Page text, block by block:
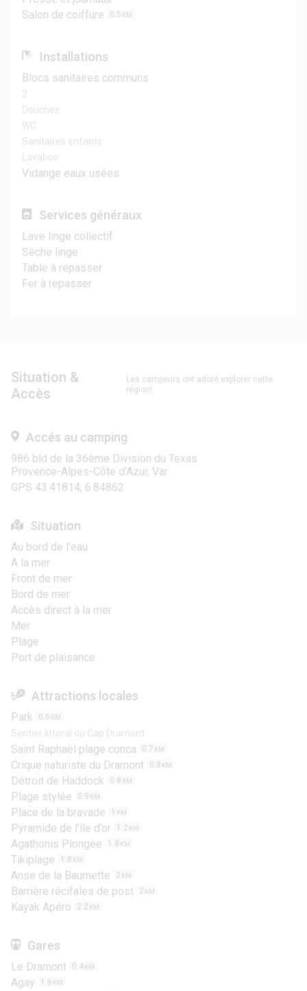
Salon de coiffure
0.5 KM
Installations
Blocs sanitaires communs
2
Douches
WC
Sanitaires enfants
Lavabos
Vidange eaux usées
Services généraux
Lave linge collectif
Sèche linge
Table à repasser
Fer à repasser
Situation &
Accès
Les campeurs ont adoré explorer cette
région!
Accés au camping
986 bld de la 36ème Division du Texas
Provence-Alpes-Côte d'Azur, Var
GPS 43.41814, 6.84862
Situation
Au bord de l'eau
A la mer
Front de mer
Bord de mer
Accès direct à la mer
Mer
Plage
Port de plaisance
Attractions locales
Park 0.6 KM
Sentier littoral du Cap Dramont
Saint Raphaël plage conca 0.7 KM
Crique naturiste du Dramont 0.8 KM
Détroit de Haddock 0.8 KM
Plage stylée 0.9 KM
Place de la bravade 1 KM
Pyramide de l’île d’or 1.2 KM
Agathonis Plongee 1.8 KM
Tikiplage 1.8 KM
Anse de la Baumette 2 KM
Barrière récifales de post 2 KM
Kayak Apéro 2.2 KM
Gares
Le Dramont 0.4 KM
Agay 1.6 KM